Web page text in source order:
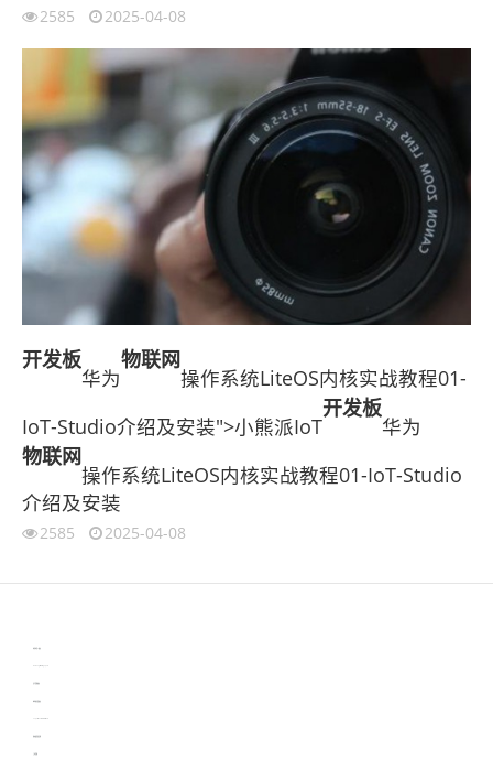
2585 2025-04-08
开发板
华为
物联网
操作系统LiteOS内核实战教程01-
IoT-Studio介绍及安装">小熊派IoT
开发板
华为
物联网
操作系统LiteOS内核实战教程01-IoT-Studio
介绍及安装
2585 2025-04-08